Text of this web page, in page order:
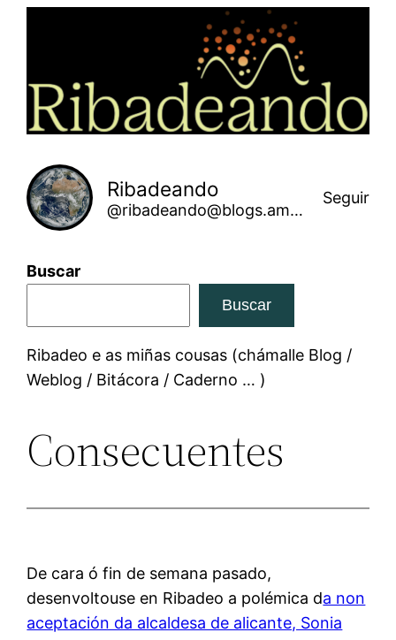
Ribadeando
@ribadeando@blogs.amarinha.gal
Seguir
Buscar
Buscar
Ribadeo e as miñas cousas (chámalle Blog /
Weblog / Bitácora / Caderno … )
Consecuentes
De cara ó fin de semana pasado,
desenvoltouse en Ribadeo a polémica da non
aceptación da alcaldesa de alicante, Sonia